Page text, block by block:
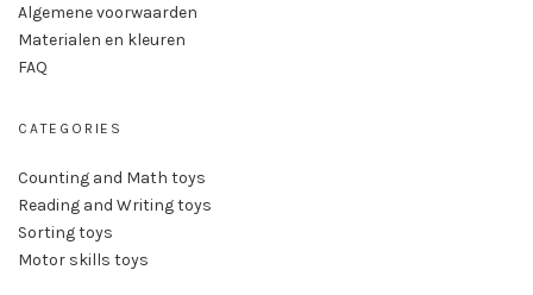
Algemene voorwaarden
Materialen en kleuren
FAQ
CATEGORIES
Counting and Math toys
Reading and Writing toys
Sorting toys
Motor skills toys